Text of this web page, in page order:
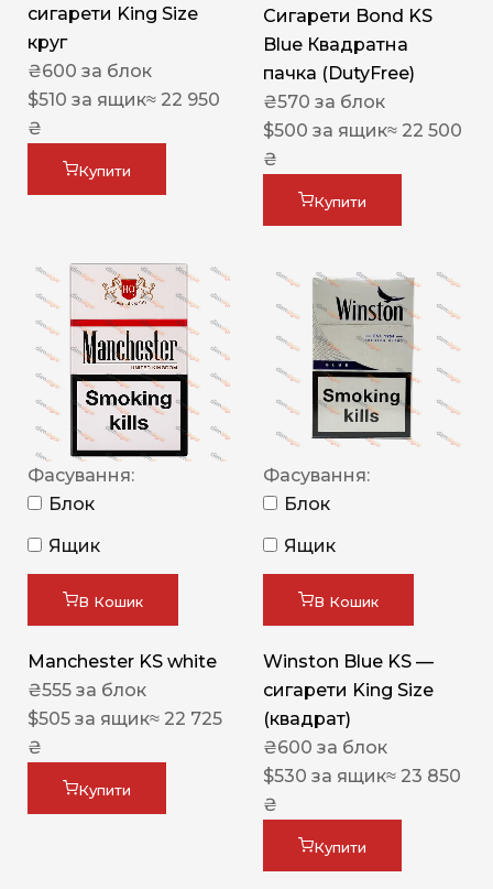
сигарети King Size
круг
₴600 за блок
$510 за ящик≈ 22 950
₴
Купити
Сигарети Bond KS
Blue Квадратна
пачка (DutyFree)
₴570 за блок
$500 за ящик≈ 22 500
₴
Купити
Фасування:
Блок
Ящик
В Кошик
Manchester KS white
₴555 за блок
$505 за ящик≈ 22 725
₴
Купити
Фасування:
Блок
Ящик
В Кошик
Winston Blue KS —
сигарети King Size
(квадрат)
₴600 за блок
$530 за ящик≈ 23 850
₴
Купити